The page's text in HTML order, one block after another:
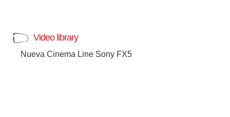
Video library
Nueva Cinema Line Sony FX5